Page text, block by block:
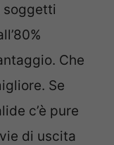
soggetti
Che
Se
c’è pure
di uscita